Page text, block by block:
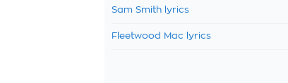
Sam Smith lyrics
Fleetwood Mac lyrics